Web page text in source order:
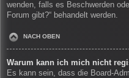
wenden, falls es Beschwerden
Forum gibt?“ behandelt werden.
NACH OBEN
Warum kann ich mich nicht
Es kann sein, dass die Board-